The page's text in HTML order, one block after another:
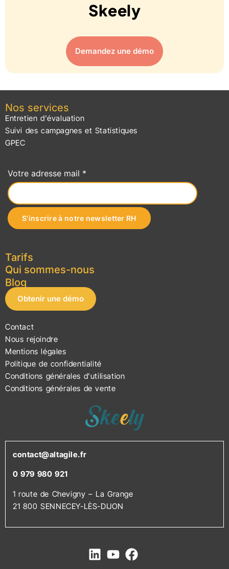
Skeely
Demandez une démo
Nos services
Entretien d'évaluation
Suivi des campagnes et Statistiques
GPEC
Votre adresse mail *
Tarifs
Qui sommes-nous
Blog
Obtenir une démo
Contact
Nous rejoindre
Mentions légales
Politique de confidentialité
Conditions générales d'utilisation
Conditions générales de vente
contact@altagile.fr
0 979 980 921
1 route de Chevigny – La Grange
21 800 SENNECEY-LÈS-DIJON